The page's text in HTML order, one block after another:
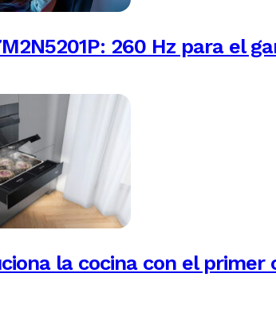
260 Hz para el
la cocina con el primer